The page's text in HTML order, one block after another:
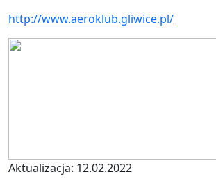
http://www.aeroklub.gliwice.pl/
Aktualizacja: 12.02.2022